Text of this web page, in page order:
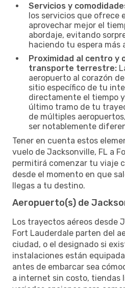
Servicios y
los servicios que ofrece
aprovechar mejor el
abordaje, evitando
haciendo tu espera más
Proximidad al centro y
transporte terrestre:
aeropuerto al corazón
sitio específico de tu
directamente el tiempo
último tramo de tu
de múltiples
ser notablemente
Tener en cuenta estos
vuelo de Jacksonville, FL a
permitirá comenzar tu viaje
desde el momento en que
llegas a tu destino.
Aeropuerto(s) de
Los trayectos aéreos desde
Fort Lauderdale parten del
ciudad, o el designado si
instalaciones están
antes de embarcar sea
a internet sin costo, tiendas